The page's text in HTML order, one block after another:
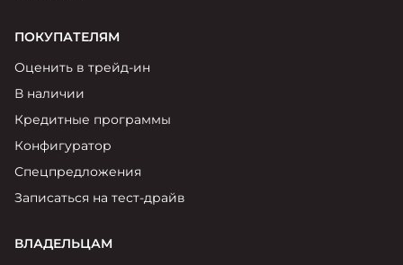
ПОКУПАТЕЛЯМ
Оценить в трейд-ин
В наличии
Кредитные программы
Конфигуратор
Спецпредложения
Записаться на тест-драйв
ВЛАДЕЛЬЦАМ